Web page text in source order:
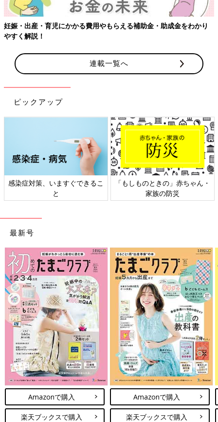
妊娠・出産・育児にかかる費用やもらえる補助金・助成金をわかり
やすく解説！
連載一覧へ
ピックアップ
感染症対策、いますぐできるこ
と
「もしものときの」赤ちゃん・
家族の防災
最新号
Amazonで購入
楽天ブックスで購入
Amazonで購入
楽天ブックスで購入